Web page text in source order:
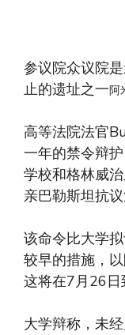
参议院众议院
止的遗址之一阿
高等法院法官
一年的禁令辩
学校和格林威
亲巴勒斯坦抗议
该命令比大学
较早的措施，
这将在7月26日
大学辩称，未